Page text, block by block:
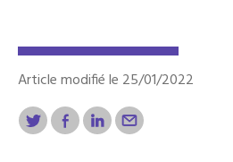
Article modifié le 25/01/2022